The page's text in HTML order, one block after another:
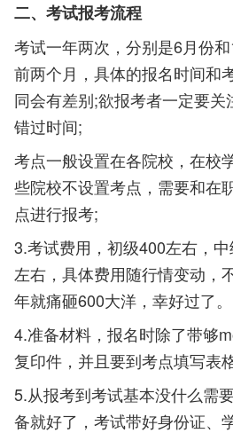
二、考试报考流程
考试一年两次，分别是6月份
前两个月，具体的报名时间和
同会有差别;欲报考者一定要
错过时间;
考点一般设置在各院校，在校
些院校不设置考点，需要和在
点进行报考;
3.考试费用，初级400左右，
左右，具体费用随行情变动，
年就痛砸600大洋，幸好过了。
4.准备材料，报名时除了带够
复印件，并且要到考点填写表格
5.从报考到考试基本没什么需
备就好了，考试带好身份证、